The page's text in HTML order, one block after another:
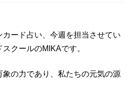
ード占い、今週を担当させてい
クールのMIKAです。
の力であり、私たちの元気の源